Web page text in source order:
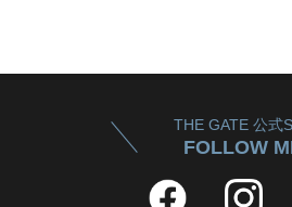
THE GATE 公式
FOLLOW